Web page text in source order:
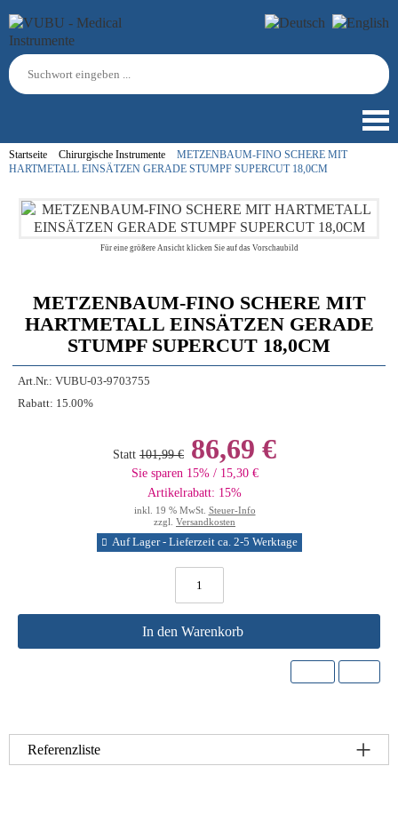
Startseite Chirurgische Instrumente
METZENBAUM-FINO SCHERE MIT
HARTMETALL EINSÄTZEN GERADE STUMPF SUPERCUT 18,0CM
Für eine größere Ansicht klicken Sie auf das Vorschaubild
METZENBAUM-FINO SCHERE MIT
HARTMETALL EINSÄTZEN GERADE
STUMPF SUPERCUT 18,0CM
Art.Nr.: VUBU-03-9703755
Rabatt: 15.00%
Statt 101,99 € 86,69 €
Sie sparen 15% / 15,30 €
Artikelrabatt: 15%
inkl. 19 % MwSt. Steuer-Info
zzgl. Versandkosten
Auf Lager - Lieferzeit ca. 2-5 Werktage
In den Warenkorb
Referenzliste